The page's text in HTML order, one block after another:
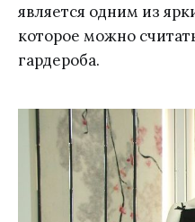
является одним из
которое можно
гардероба.